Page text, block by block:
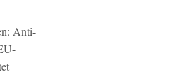
Anti-